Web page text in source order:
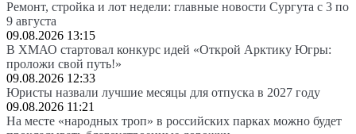
Ремонт, стройка и лот недели: главные новости Сургута с 3 по
9 августа
09.08.2026 13:15
В ХМАО стартовал конкурс идей «Открой Арктику Югры:
проложи свой путь!»
09.08.2026 12:33
Юристы назвали лучшие месяцы для отпуска в 2027 году
09.08.2026 11:21
На месте «народных троп» в российских парках можно будет